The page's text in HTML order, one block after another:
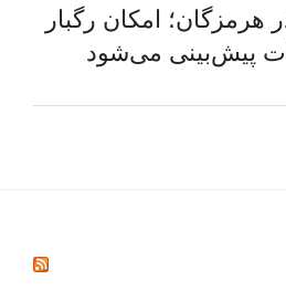
هرمزگان؛ امکان رگبار
پیش‌بینی می‌شود